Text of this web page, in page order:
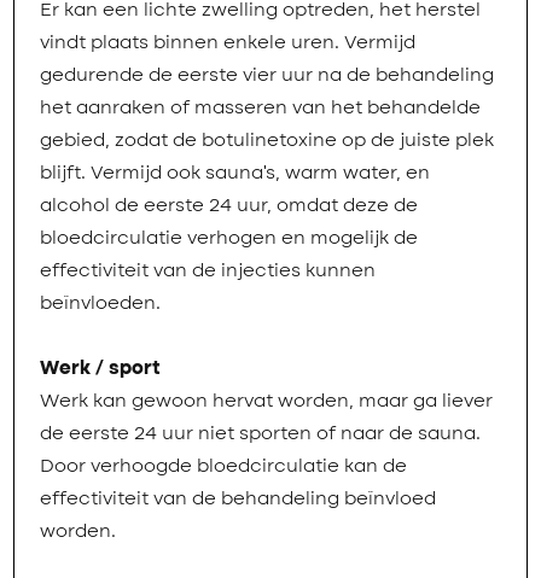
Er kan een lichte zwelling optreden, het herstel
vindt plaats binnen enkele uren. Vermijd
gedurende de eerste vier uur na de behandeling
het aanraken of masseren van het behandelde
gebied, zodat de botulinetoxine op de juiste plek
blijft. Vermijd ook sauna's, warm water, en
alcohol de eerste 24 uur, omdat deze de
bloedcirculatie verhogen en mogelijk de
effectiviteit van de injecties kunnen
beïnvloeden.
Werk / sport
Werk kan gewoon hervat worden, maar ga liever
de eerste 24 uur niet sporten of naar de sauna.
Door verhoogde bloedcirculatie kan de
effectiviteit van de behandeling beïnvloed
worden.